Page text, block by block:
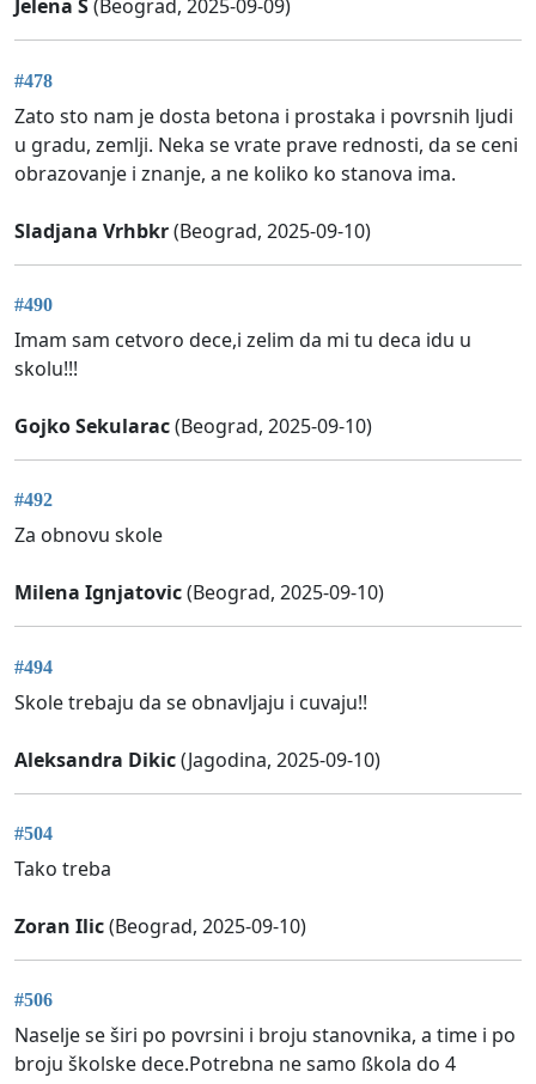
Jelena S(Beograd, 2025-09-09)
#478
Zato sto nam je dosta betona i prostaka i povrsnih ljudi
u gradu, zemlji. Neka se vrate prave rednosti, da se ceni
obrazovanje i znanje, a ne koliko ko stanova ima.
Sladjana Vrhbkr(Beograd, 2025-09-10)
#490
Imam sam cetvoro dece,i zelim da mi tu deca idu u
skolu!!!
Gojko Sekularac(Beograd, 2025-09-10)
#492
Za obnovu skole
Milena Ignjatovic(Beograd, 2025-09-10)
#494
Skole trebaju da se obnavljaju i cuvaju!!
Aleksandra Dikic(Jagodina, 2025-09-10)
#504
Tako treba
Zoran Ilic(Beograd, 2025-09-10)
#506
Naselje se širi po povrsini i broju stanovnika, a time i po
broju školske dece.Potrebna ne samo ßkola do 4